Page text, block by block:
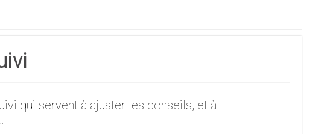
qui servent à ajuster les conseils, et à